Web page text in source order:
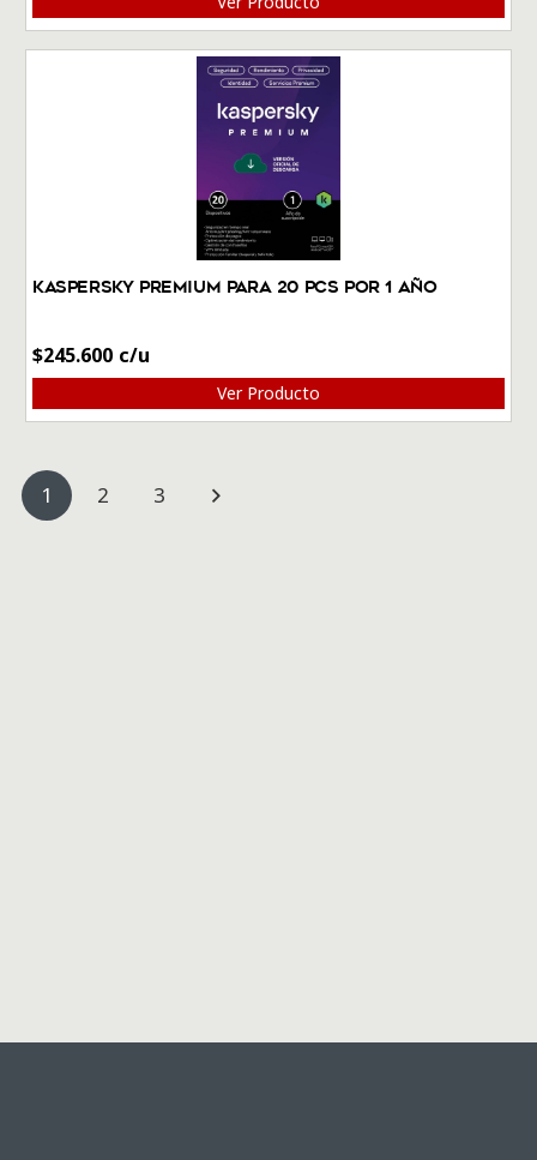
Kaspersky Premium Para 20 PCs por 1 Año
$245.600
Ver Producto
1 2 3